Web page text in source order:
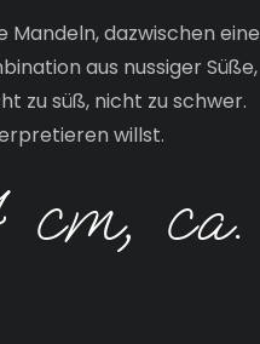
dazwischen eine
aus nussiger Süße,
zu süß, nicht zu schwer.
willst.
ca.